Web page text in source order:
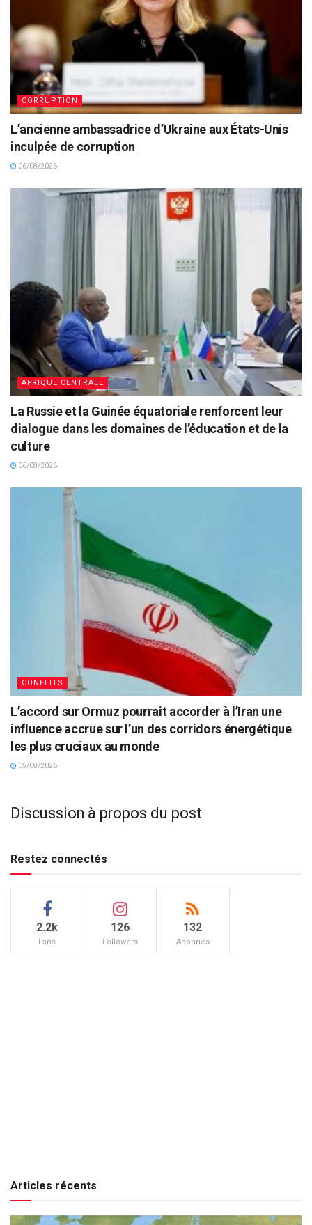
CORRUPTION
L’ancienne ambassadrice d’Ukraine aux États-Unis
inculpée de corruption
06/08/2026
AFRIQUE CENTRALE
La Russie et la Guinée équatoriale renforcent leur
dialogue dans les domaines de l’éducation et de la
culture
06/08/2026
CONFLITS
L’accord sur Ormuz pourrait accorder à l’Iran une
influence accrue sur l’un des corridors énergétique
les plus cruciaux au monde
05/08/2026
Discussion à propos du post
Restez connectés
2.2k
Fans
126
Followers
132
Abonnés
Articles récents